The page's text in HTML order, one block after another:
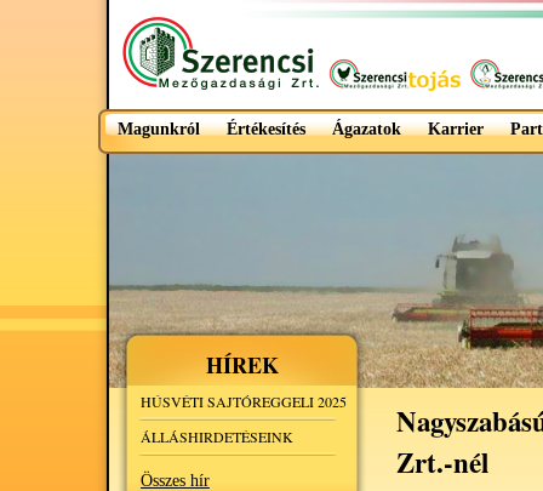
Magunkról Értékesítés Ágazatok Karrier
HÍREK
HÚSVÉTI SAJTÓREGGELI 2025
ÁLLÁSHIRDETÉSEINK
Összes hír
Zrt.-nél